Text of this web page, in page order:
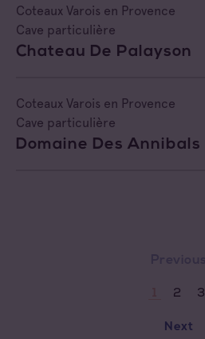
Coteaux Varois en Provence
Cave particulière
Chateau De Palayson
Coteaux Varois en Provence
Cave particulière
Domaine Des Annibals
2 3
Next